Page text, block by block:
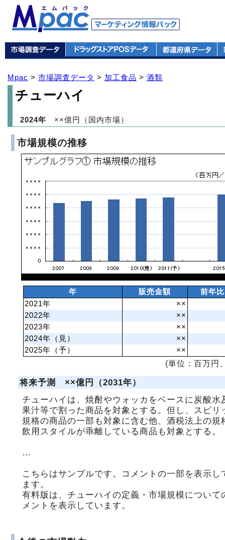
Mpac > 市場調査データ > 加工食品 > 酒類
チューハイ
2024年 ××億円（国内市場）
市場規模の推移
年 販売金額
前年比
2021年
××
2022年
××
2023年
××
2024年（見）
××
2025年（予）
××
(単位：百万円
将来予測 ××億円（2031年）
チューハイは、焼酎やウォッカをベースに炭酸水
果汁等で割った商品を対象とする。但し、スピリ
規格の商品の一部も対象に含む他、酒税法上の規
飲用スタイルが乖離している商品も対象とする。
…
こちらはサンプルです。コメントの一部を表示し
ます。
有料版は、チューハイの定義・市場規模について
メントを表示しています。